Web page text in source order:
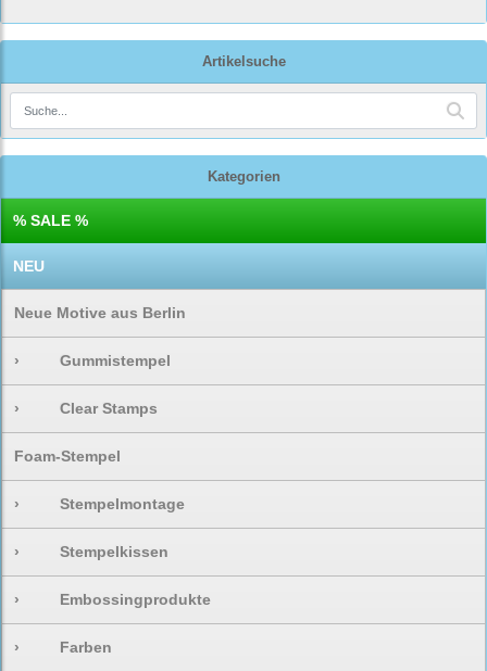
Artikelsuche
Kategorien
% SALE %
NEU
Neue Motive aus Berlin
› Gummistempel
› Clear Stamps
Foam-Stempel
› Stempelmontage
› Stempelkissen
› Embossingprodukte
› Farben